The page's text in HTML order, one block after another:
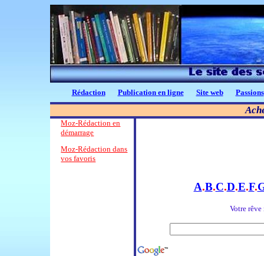
Rédaction Publication en ligne Site web Passions
Moz-Rédaction en
démarrage
Moz-Rédaction dans
vos favoris
A.B.C.D.E.F.
Votre